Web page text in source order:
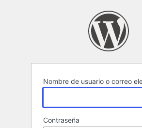
Nombre de usuario o correo
Contraseña